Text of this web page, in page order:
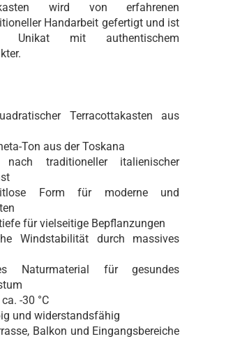
wird von erfahrenen
Handarbeit gefertigt und ist
Unikat mit authentischem
Terracottakasten aus
Ton aus der Toskana
nach traditioneller italienischer
Form für moderne und
für vielseitige Bepflanzungen
Windstabilität durch massives
Naturmaterial für gesundes
-30 °C
und widerstandsfähig
Balkon und Eingangsbereiche